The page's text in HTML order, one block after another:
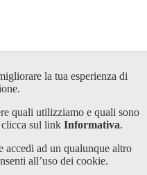
la tua esperienza di
quali utilizziamo e quali sono
sul link Informativa.
accedi ad un qualunque altro
all’uso dei cookie.